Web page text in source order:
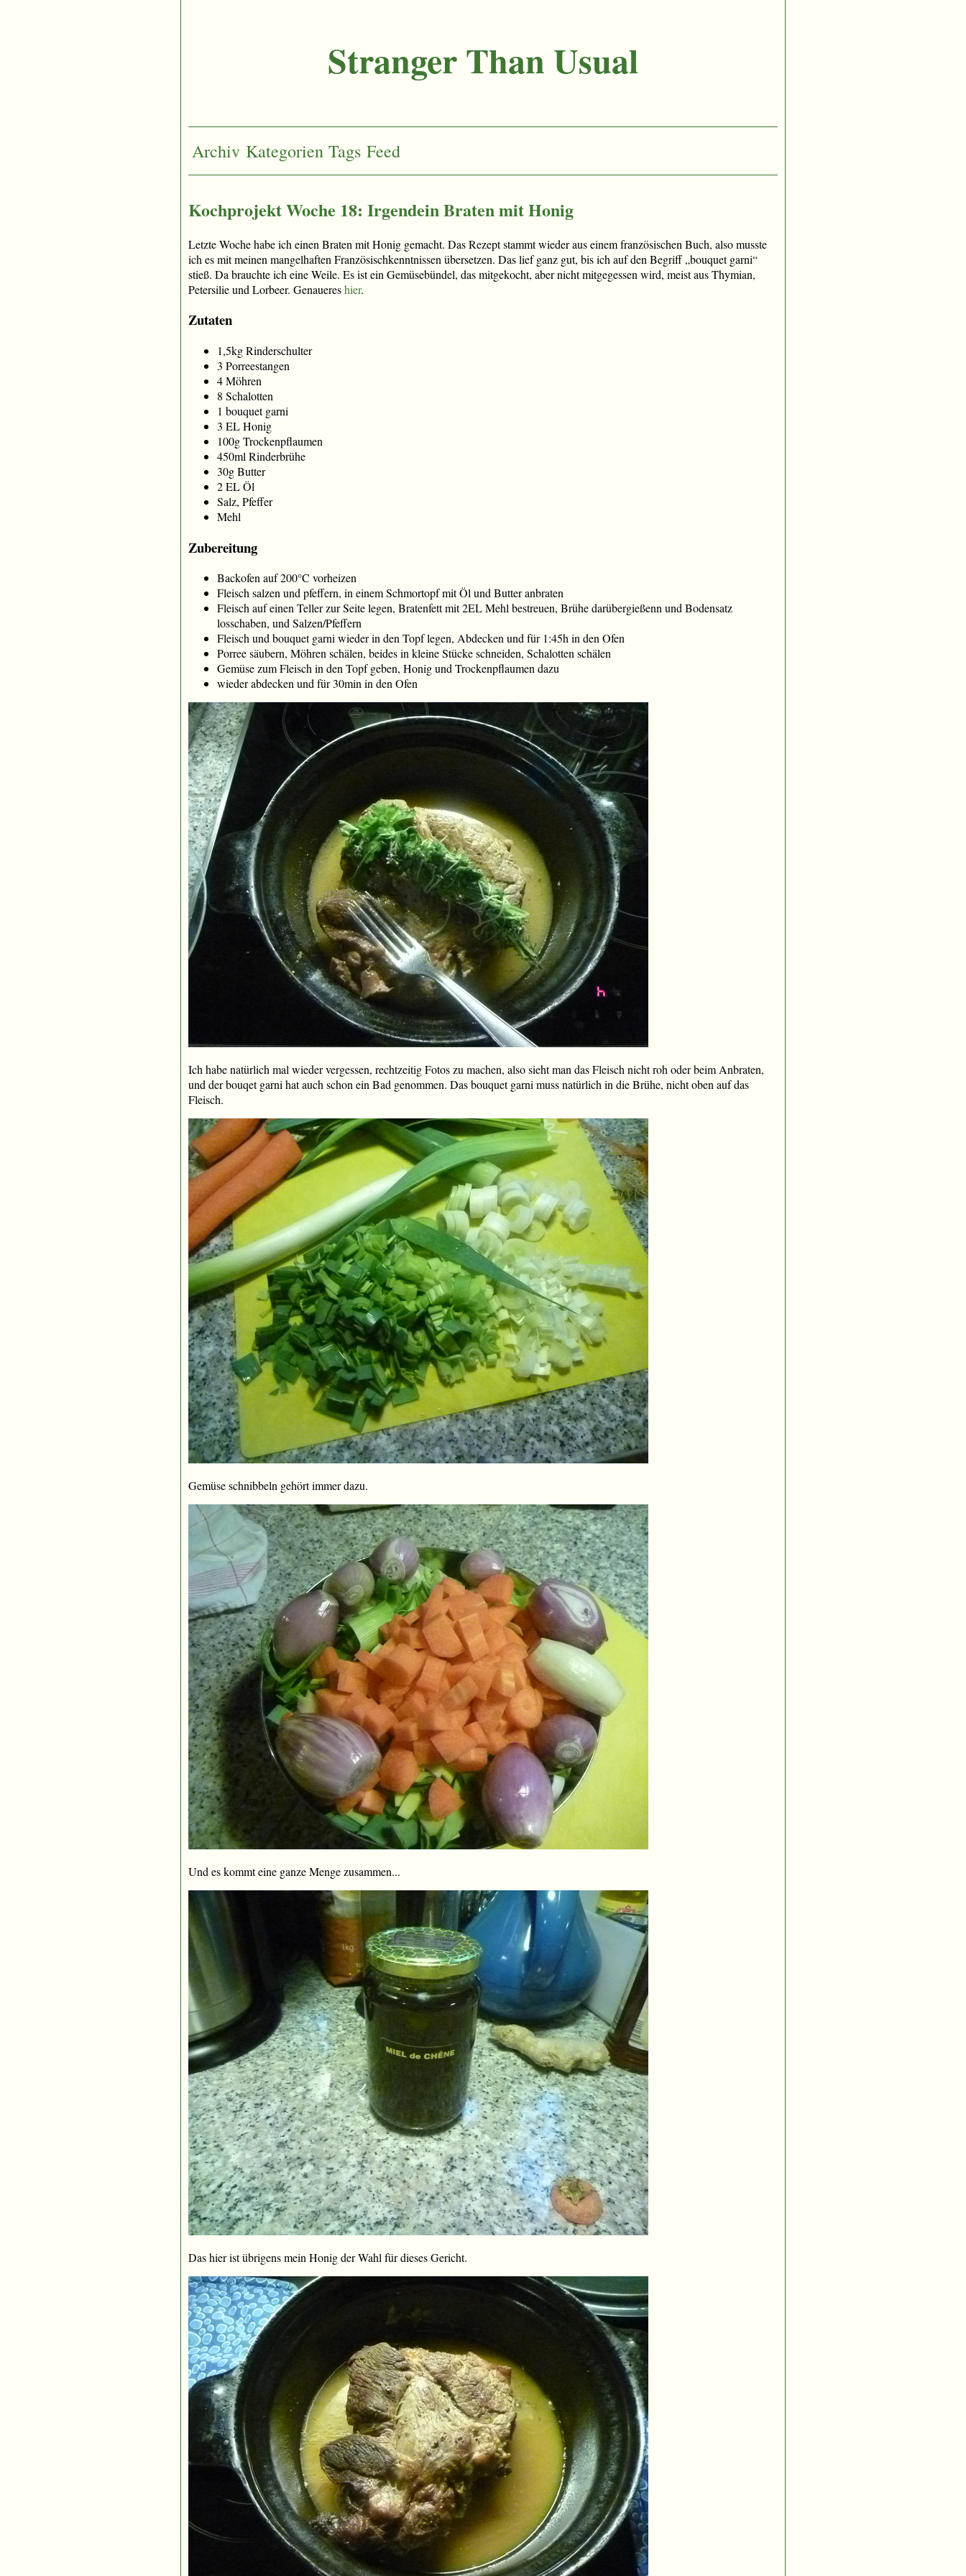
Stranger Than Usual
Archiv Kategorien Tags Feed
Kochprojekt Woche 18: Irgendein Braten mit Honig
Letzte Woche habe ich einen Braten mit Honig gemacht. Das Rezept stammt wieder aus einem französischen Buch, also musste
ich es mit meinen mangelhaften Französischkenntnissen übersetzen. Das lief ganz gut, bis ich auf den Begriff „bouquet garni“
stieß. Da brauchte ich eine Weile. Es ist ein Gemüsebündel, das mitgekocht, aber nicht mitgegessen wird, meist aus Thymian,
Petersilie und Lorbeer. Genauereshier.
Zutaten
1,5kg Rinderschulter
3 Porreestangen
4 Möhren
8 Schalotten
1 bouquet garni
3 EL Honig
100g Trockenpflaumen
450ml Rinderbrühe
30g Butter
2 EL Öl
Salz, Pfeffer
Mehl
Zubereitung
Backofen auf 200°C vorheizen
Fleisch salzen und pfeffern, in einem Schmortopf mit Öl und Butter anbraten
Fleisch auf einen Teller zur Seite legen, Bratenfett mit 2EL Mehl bestreuen, Brühe darübergießenn und Bodensatz
losschaben, und Salzen/Pfeffern
Fleisch und bouquet garni wieder in den Topf legen, Abdecken und für 1:45h in den Ofen
Porree säubern, Möhren schälen, beides in kleine Stücke schneiden, Schalotten schälen
Gemüse zum Fleisch in den Topf geben, Honig und Trockenpflaumen dazu
wieder abdecken und für 30min in den Ofen
Ich habe natürlich mal wieder vergessen, rechtzeitig Fotos zu machen, also sieht man das Fleisch nicht roh oder beim Anbraten,
und der bouqet garni hat auch schon ein Bad genommen. Das bouquet garni muss natürlich in die Brühe, nicht oben auf das
Fleisch.
Gemüse schnibbeln gehört immer dazu.
Und es kommt eine ganze Menge zusammen...
Das hier ist übrigens mein Honig der Wahl für dieses Gericht.